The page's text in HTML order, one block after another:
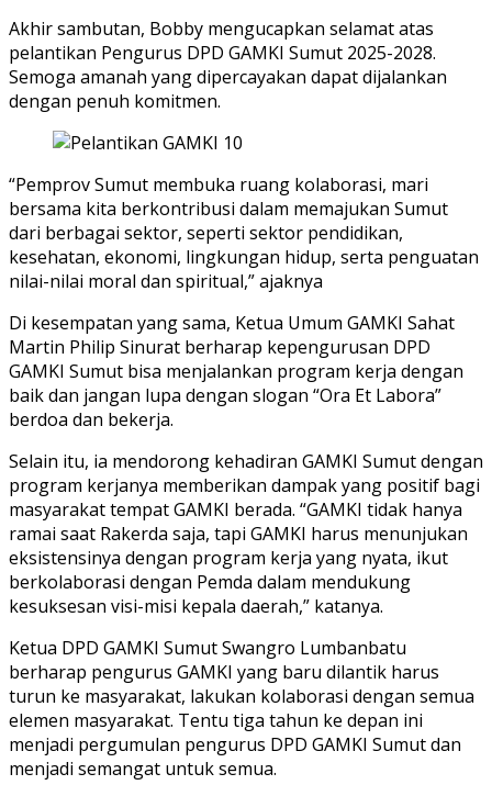
Akhir sambutan, Bobby mengucapkan selamat atas
pelantikan Pengurus DPD GAMKI Sumut 2025-2028.
Semoga amanah yang dipercayakan dapat dijalankan
dengan penuh komitmen.
“Pemprov Sumut membuka ruang kolaborasi, mari
bersama kita berkontribusi dalam memajukan Sumut
dari berbagai sektor, seperti sektor pendidikan,
kesehatan, ekonomi, lingkungan hidup, serta penguatan
nilai-nilai moral dan spiritual,” ajaknya
Di kesempatan yang sama, Ketua Umum GAMKI Sahat
Martin Philip Sinurat berharap kepengurusan DPD
GAMKI Sumut bisa menjalankan program kerja dengan
baik dan jangan lupa dengan slogan “Ora Et Labora”
berdoa dan bekerja.
Selain itu, ia mendorong kehadiran GAMKI Sumut dengan
program kerjanya memberikan dampak yang positif bagi
masyarakat tempat GAMKI berada. “GAMKI tidak hanya
ramai saat Rakerda saja, tapi GAMKI harus menunjukan
eksistensinya dengan program kerja yang nyata, ikut
berkolaborasi dengan Pemda dalam mendukung
kesuksesan visi-misi kepala daerah,” katanya.
Ketua DPD GAMKI Sumut Swangro Lumbanbatu
berharap pengurus GAMKI yang baru dilantik harus
turun ke masyarakat, lakukan kolaborasi dengan semua
elemen masyarakat. Tentu tiga tahun ke depan ini
menjadi pergumulan pengurus DPD GAMKI Sumut dan
menjadi semangat untuk semua.